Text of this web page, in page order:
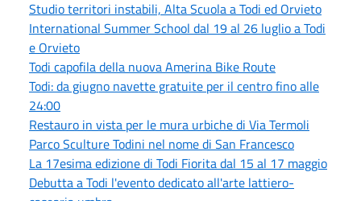
Studio territori instabili, Alta Scuola a Todi ed Orvieto
International Summer School dal 19 al 26 luglio a Todi
e Orvieto
Todi capofila della nuova Amerina Bike Route
Todi: da giugno navette gratuite per il centro fino alle
24:00
Restauro in vista per le mura urbiche di Via Termoli
Parco Sculture Todini nel nome di San Francesco
La 17esima edizione di Todi Fiorita dal 15 al 17 maggio
Debutta a Todi l'evento dedicato all'arte lattiero-